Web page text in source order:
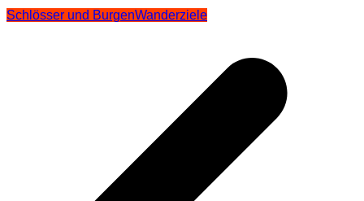
Schlösser und BurgenWanderziele